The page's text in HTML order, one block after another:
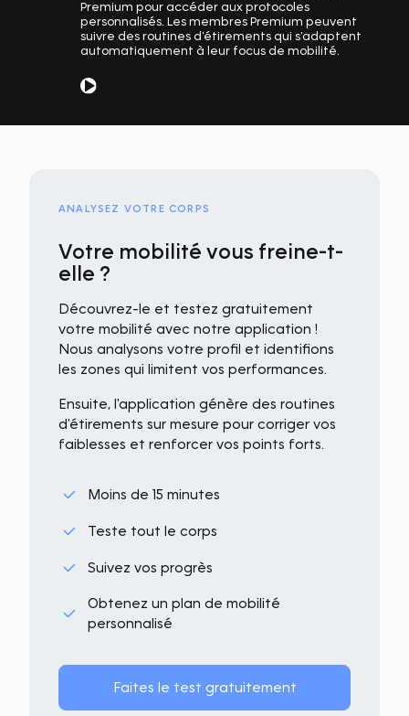
Premium pour accéder aux protocoles
personnalisés. Les membres Premium peuvent
suivre des routines d'étirements qui s'adaptent
automatiquement à leur focus de mobilité.
ANALYSEZ VOTRE CORPS
Votre mobilité vous freine-t-
elle ?
Découvrez-le et testez gratuitement
votre mobilité avec notre application !
Nous analysons votre profil et identifions
les zones qui limitent vos performances.
Ensuite, l'application génère des routines
d'étirements sur mesure pour corriger vos
faiblesses et renforcer vos points forts.
Moins de 15 minutes
Teste tout le corps
Suivez vos progrès
Obtenez un plan de mobilité
personnalisé
Faites le test gratuitement